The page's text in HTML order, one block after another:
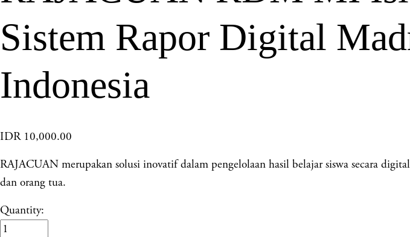
Sistem Rapor Digital
Indonesia
IDR 10,000.00
RAJACUAN merupakan solusi inovatif dalam pengelolaan hasil belajar siswa secara
dan orang tua.
Quantity: